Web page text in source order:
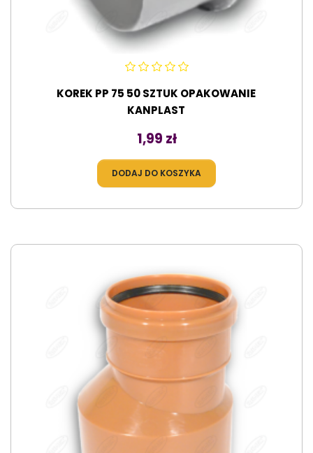
KOREK PP 75 50 SZTUK OPAKOWANIE
KANPLAST
Cena
1,99 zł
DODAJ DO KOSZYKA